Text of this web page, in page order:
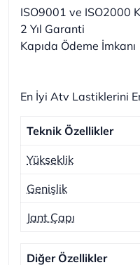
ISO9001 ve ISO2000
2 Yıl Garanti
Kapıda Ödeme İmkanı
En İyi Atv Lastiklerini
Teknik Özellikler
Yükseklik
Genişlik
Jant Çapı
Diğer Özellikler